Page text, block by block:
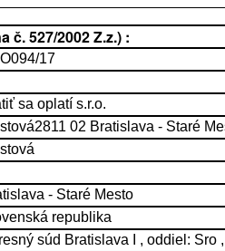
č. 527/2002 Z.z.) :
17
sa oplatí s.r.o.
02 Bratislava - Staré
- Staré Mesto
republika
súd Bratislava I , oddiel: Sro